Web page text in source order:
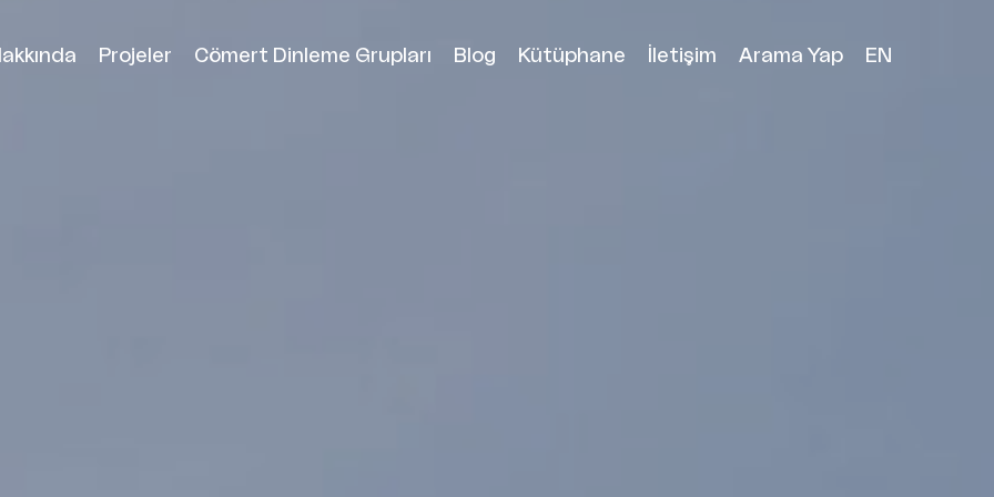
Projeler Cömert Dinleme Grupları Blog Kütüphane İletişim Arama Yap EN